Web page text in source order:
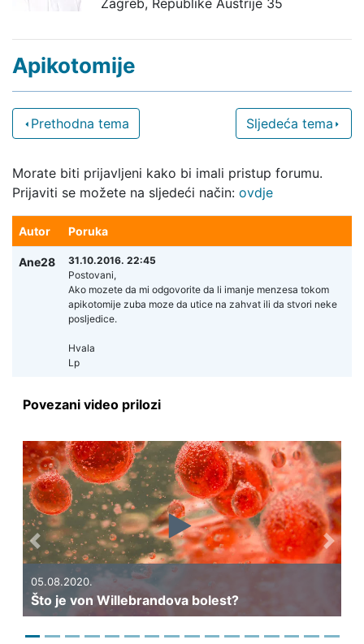
Zagreb, Republike Austrije 35
Apikotomije
Prethodna tema Sljedeća tema
Morate biti prijavljeni kako bi imali pristup forumu.
Prijaviti se možete na sljedeći način: ovdje
Autor Poruka
Ane28
31.10.2016. 22:45
Postovani,
Ako mozete da mi odgovorite da li imanje menzesa tokom
apikotomije zuba moze da utice na zahvat ili da stvori neke
posljedice.
Hvala
Lp
Povezani video prilozi
05.08.2020.
Što je von Willebrandova bolest?
Previous Next